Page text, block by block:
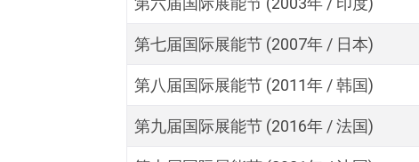
第七届国际展能节 (2007年 / 日本)
第八届国际展能节 (2011年 / 韩国)
第九届国际展能节 (2016年 / 法国)